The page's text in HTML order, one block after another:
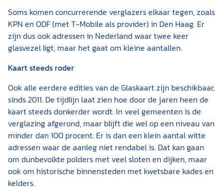
Soms komen concurrerende verglazers elkaar tegen, zoals
KPN en ODF (met T-Mobile als provider) in Den Haag. Er
zijn dus ook adressen in Nederland waar twee keer
glasvezel ligt, maar het gaat om kleine aantallen.
Kaart steeds roder
Ook alle eerdere edities van de Glaskaart zijn beschikbaar,
sinds 2011. De tijdlijn laat zien hoe door de jaren heen de
kaart steeds donkerder wordt. In veel gemeenten is de
verglazing afgerond, maar blijft die wel op een niveau van
minder dan 100 procent. Er is dan een klein aantal witte
adressen waar de aanleg niet rendabel is. Dat kan gaan
om dunbevolkte polders met veel sloten en dijken, maar
ook om historische binnensteden met kwetsbare kades en
kelders.